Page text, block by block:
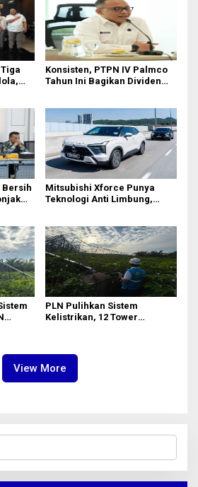
Konsisten, PTPN IV Palmco
Tahun Ini Bagikan Dividen
Bersih
Mitsubishi Xforce Punya
Teknologi Anti Limbung,
PLN Pulihkan Sistem
Kelistrikan, 12 Tower
View More